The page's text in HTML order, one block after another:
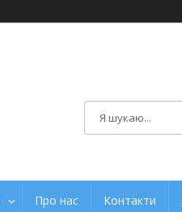
Про нас Контакти